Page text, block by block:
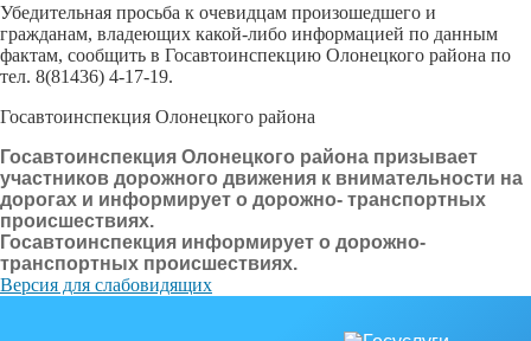
Убедительная просьба к очевидцам произошедшего и
гражданам, владеющих какой-либо информацией по данным
фактам, сообщить в Госавтоинспекцию Олонецкого района по
тел. 8(81436) 4-17-19.
Госавтоинспекция Олонецкого района
Госавтоинспекция Олонецкого района призывает
участников дорожного движения к внимательности на
дорогах и информирует о дорожно- транспортных
происшествиях.
Госавтоинспекция информирует о дорожно-
транспортных происшествиях.
Версия для слабовидящих